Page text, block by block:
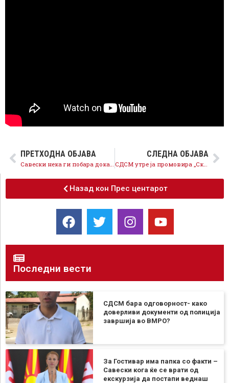
ПРЕТХОДНА ОБЈАВА
Савески нека ги побара доказите од Тошковски за „Мазут“ и случајот повторно да биде активиран
СЛЕДНА ОБЈАВА
СДСМ утре ја промовира „Скопска иницијатива“ на меѓународна конференција
Назад кон Прес центарот
Последни вести
СДСМ бара одговорност- како
доверливи документи од полиција
завршија во ВМРО?
За Гостивар има папка со факти –
Савески кога ќе се врати од
екскурзија да постапи веднаш